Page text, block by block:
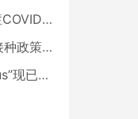
患者
将出台
主导地位